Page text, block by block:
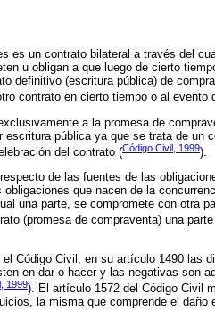
es un contrato bilateral a través del
u obligan a que luego de cierto
definitivo (escritura pública) de
contrato en cierto tiempo o al evento
a la promesa de
pública ya que se trata de un
del contrato (Código Civil, 1999).
de las fuentes de las
que nacen de la
una parte, se compromete con otra
(promesa de compraventa) una
Código Civil, en su artículo 1490 las
en dar o hacer y las negativas son
1999). El artículo 1572 del Código Civil
la misma que comprende el